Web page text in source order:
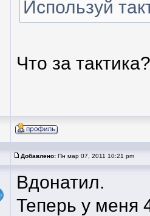
Используй
Что за тактика?
Добавлено: Пн мар 07, 2011 10:21 pm
Вдонатил.
Теперь у меня